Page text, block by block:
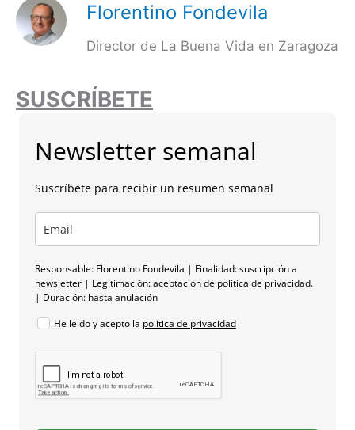
Florentino Fondevila
Director de La Buena Vida en Zaragoza
SUSCRÍBETE
Newsletter semanal
Suscríbete para recibir un resumen semanal
Responsable: Florentino Fondevila | Finalidad: suscripción a
newsletter | Legitimación: aceptación de política de privacidad.
| Duración: hasta anulación
He leido y acepto la política de privacidad